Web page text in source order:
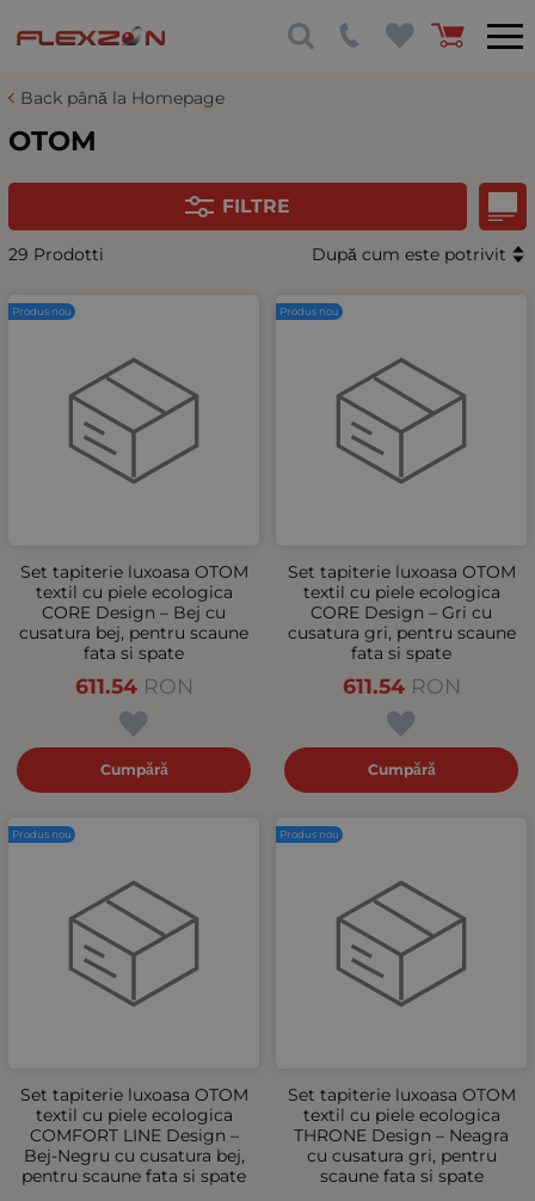
Back până la Homepage
OTOM
FILTRE
29 Prodotti După cum este potrivit
Set tapiterie luxoasa OTOM
textil cu piele ecologica
CORE Design – Bej cu
cusatura bej, pentru scaune
fata si spate
611.54 RON
Cumpără
Produs nou
Set tapiterie luxoasa OTOM
textil cu piele ecologica
CORE Design – Gri cu
cusatura gri, pentru scaune
fata si spate
611.54 RON
Cumpără
Produs nou
Set tapiterie luxoasa OTOM
textil cu piele ecologica
COMFORT LINE Design –
Bej-Negru cu cusatura bej,
pentru scaune fata si spate
Produs nou
Set tapiterie luxoasa OTOM
textil cu piele ecologica
THRONE Design – Neagra
cu cusatura gri, pentru
scaune fata si spate
Produs nou